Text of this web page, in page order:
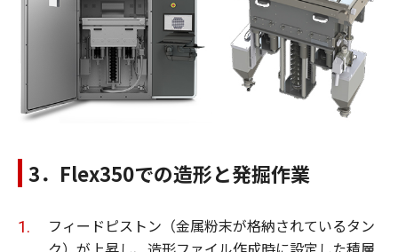
3．Flex350での造形と発掘作業
フィードピストン（金属粉末が格納されているタン